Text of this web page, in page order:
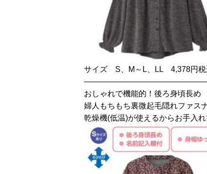
サイズ S、M～L、LL 4,378円税
おしゃれで機能的！後ろ身頃長め
婦人もちもち裏微起毛隠れファス
乾燥機(低温)が使えるからお手入